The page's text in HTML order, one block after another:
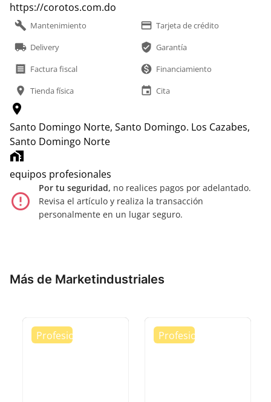
https://corotos.com.do
build Mantenimiento payment Tarjeta de crédito
local_shipping Delivery verified_user Garantía
receipt Factura fiscal monetization_on Financiamiento
location_on Tienda física event Cita
location_on
Santo Domingo Norte, Santo Domingo. Los Cazabes,
Santo Domingo Norte
home_work
equipos profesionales
error_outline
Por tu seguridad, no realices pagos por adelantado.
Revisa el artículo y realiza la transacción
personalmente en un lugar seguro.
Más de Marketindustriales